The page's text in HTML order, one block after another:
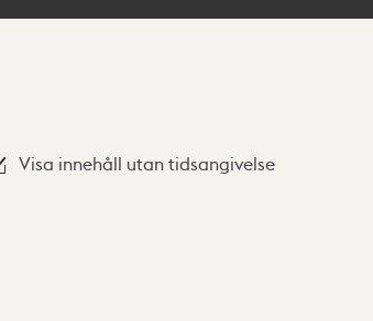
Visa innehåll utan tidsangivelse